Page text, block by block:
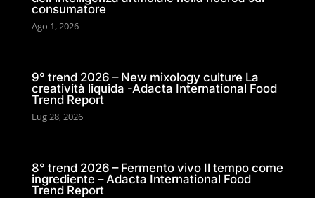
consumatore
Ago 1, 2026
9° trend 2026 – New mixology culture La
creatività liquida -Adacta International Food
Trend Report
Lug 28, 2026
8° trend 2026 – Fermento vivo Il tempo come
ingrediente – Adacta International Food
Trend Report